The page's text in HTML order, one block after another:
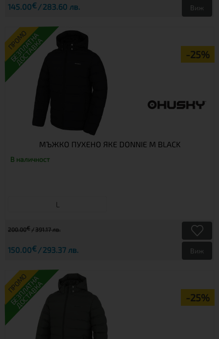
145.00€ 283.60 лв. Виж
ПРОМО
-25%
БЕЗПЛАТНА
ДОСТАВКА
МЪЖКО ПУХЕНО ЯКЕ DONNIE M BLACK
В наличност
L
200.00€ 391.17 лв.
150.00€ 293.37 лв. Виж
ПРОМО
-25%
БЕЗПЛАТНА
ДОСТАВКА